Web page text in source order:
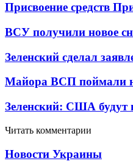
Присвоение средств
ВСУ получили новое
Зеленский сделал
Майора ВСП поймали
Зеленский: США будут
Читать комментарии
Новости Украины